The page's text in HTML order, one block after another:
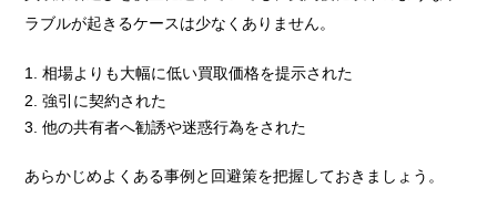
ラブルが起きるケースは少なくありません。
相場よりも大幅に低い買取価格を提示された
強引に契約された
他の共有者へ勧誘や迷惑行為をされた
あらかじめよくある事例と回避策を把握しておきましょう。